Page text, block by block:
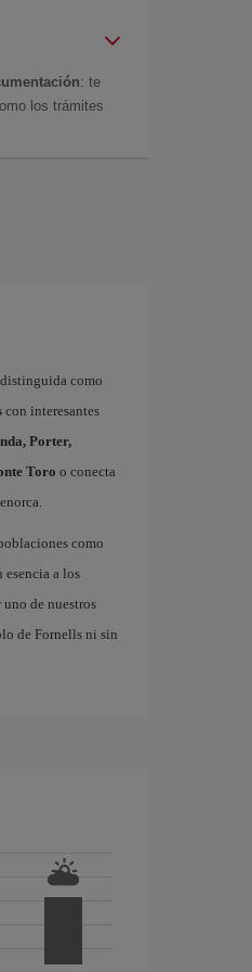
: te
los trámites
como
con interesantes
Porter,
Toro o conecta
como
esencia a los
uno de nuestros
de Fornells ni sin